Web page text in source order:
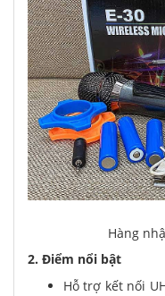
Hàng
2. Điểm nổi bật
Hỗ trợ kết nối